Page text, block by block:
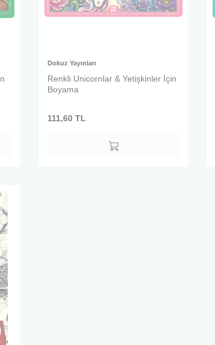
Dokuz Yayınları
Renkli Unicornlar & Yetişkinler İçin
Boyama
111,60 TL